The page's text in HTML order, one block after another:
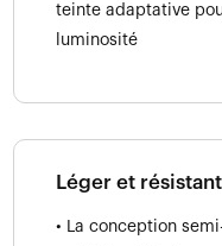
teinte adaptative
luminosité
Léger et résistant
• La conception